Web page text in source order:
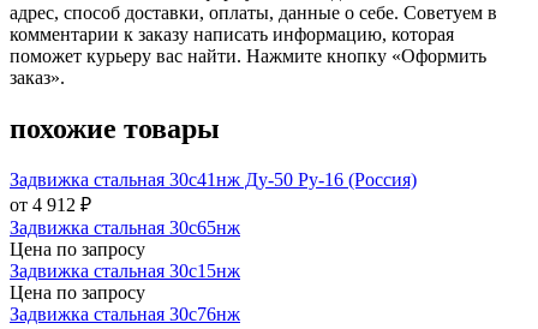
адрес, способ доставки, оплаты, данные о себе. Советуем в
комментарии к заказу написать информацию, которая
поможет курьеру вас найти. Нажмите кнопку «Оформить
заказ».
похожие товары
Задвижка стальная 30с41нж Ду-50 Ру-16 (Россия)
от 4 912 ₽
Задвижка стальная 30с65нж
Цена по запросу
Задвижка стальная 30с15нж
Цена по запросу
Задвижка стальная 30с76нж